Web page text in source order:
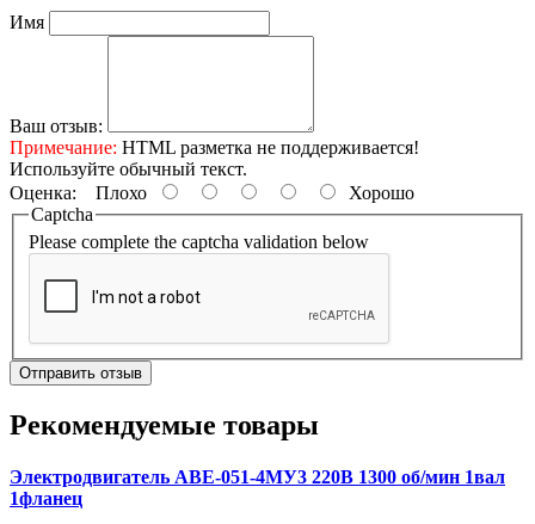
Имя
Ваш отзыв:
Примечание: HTML разметка не поддерживается!
Используйте обычный текст.
Оценка: Плохо
Хорошо
Captcha
Please complete the captcha validation below
Отправить отзыв
Рекомендуемые товары
Электродвигатель АВЕ-051-4МУ3 220В 1300 об/мин 1вал
1фланец